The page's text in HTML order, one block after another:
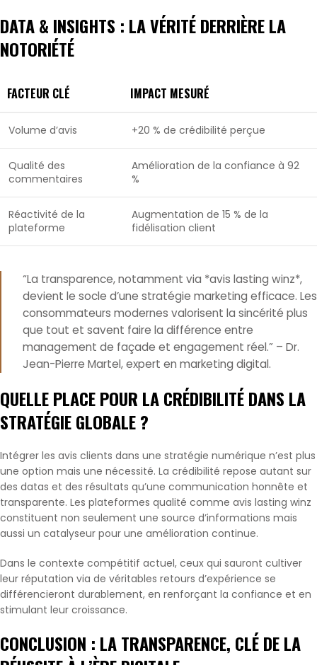
DATA & INSIGHTS : LA VÉRITÉ DERRIÈRE LA
NOTORIÉTÉ
FACTEUR CLÉ IMPACT MESURÉ
Volume d’avis +20 % de crédibilité perçue
Qualité des
commentaires
Amélioration de la confiance à 92
%
Réactivité de la
plateforme
Augmentation de 15 % de la
fidélisation client
“La transparence, notamment via *avis lasting winz*,
devient le socle d’une stratégie marketing efficace. Les
consommateurs modernes valorisent la sincérité plus
que tout et savent faire la différence entre
management de façade et engagement réel.” – Dr.
Jean-Pierre Martel, expert en marketing digital.
QUELLE PLACE POUR LA CRÉDIBILITÉ DANS LA
STRATÉGIE GLOBALE ?
Intégrer les avis clients dans une stratégie numérique n’est plus
une option mais une nécessité. La crédibilité repose autant sur
des datas et des résultats qu’une communication honnête et
transparente. Les plateformes qualité comme avis lasting winz
constituent non seulement une source d’informations mais
aussi un catalyseur pour une amélioration continue.
Dans le contexte compétitif actuel, ceux qui sauront cultiver
leur réputation via de véritables retours d’expérience se
différencieront durablement, en renforçant la confiance et en
stimulant leur croissance.
CONCLUSION : LA TRANSPARENCE, CLÉ DE LA